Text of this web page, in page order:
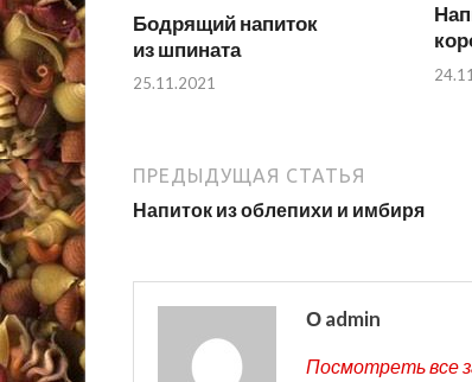
Бодрящий напиток
из шпината
25.11.2021
ПРЕДЫДУЩАЯ СТАТЬЯ
Напиток из облепихи и имбиря
О admin
Посмотреть все